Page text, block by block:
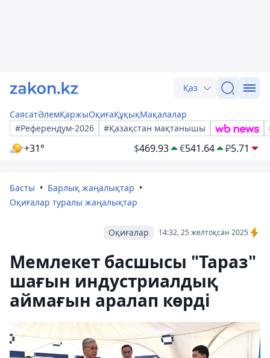
Қаз
СаясатӘлемҚаржыОқиғаҚұқықМақалалар
#Референдум-2026
#Қазақстан мақтанышы
+31° $469.93 €541.64 ₽5.71
Басты
Барлық жаңалықтар
Оқиғалар туралы жаңалықтар
14:32, 25 желтоқсан 2025
Оқиғалар
Мемлекет басшысы "Тараз"
шағын индустриалдық
аймағын аралап көрді